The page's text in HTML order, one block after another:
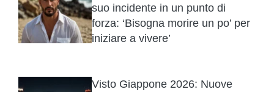
suo incidente in un punto di
forza: ‘Bisogna morire un po’ per
iniziare a vivere’
Visto Giappone 2026: Nuove